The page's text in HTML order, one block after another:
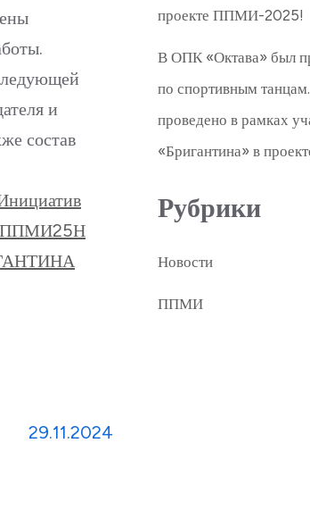
и
состав
29.11.2024
проекте ППМИ-2025!
В ОПК «Октава» был
по спортивным
проведено в рамках
«Бригантина» в
Рубрики
Новости
ППМИ